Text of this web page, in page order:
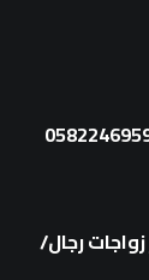
تصوير بالرياض /مصور فوتغرافي 0582246959
رجال/